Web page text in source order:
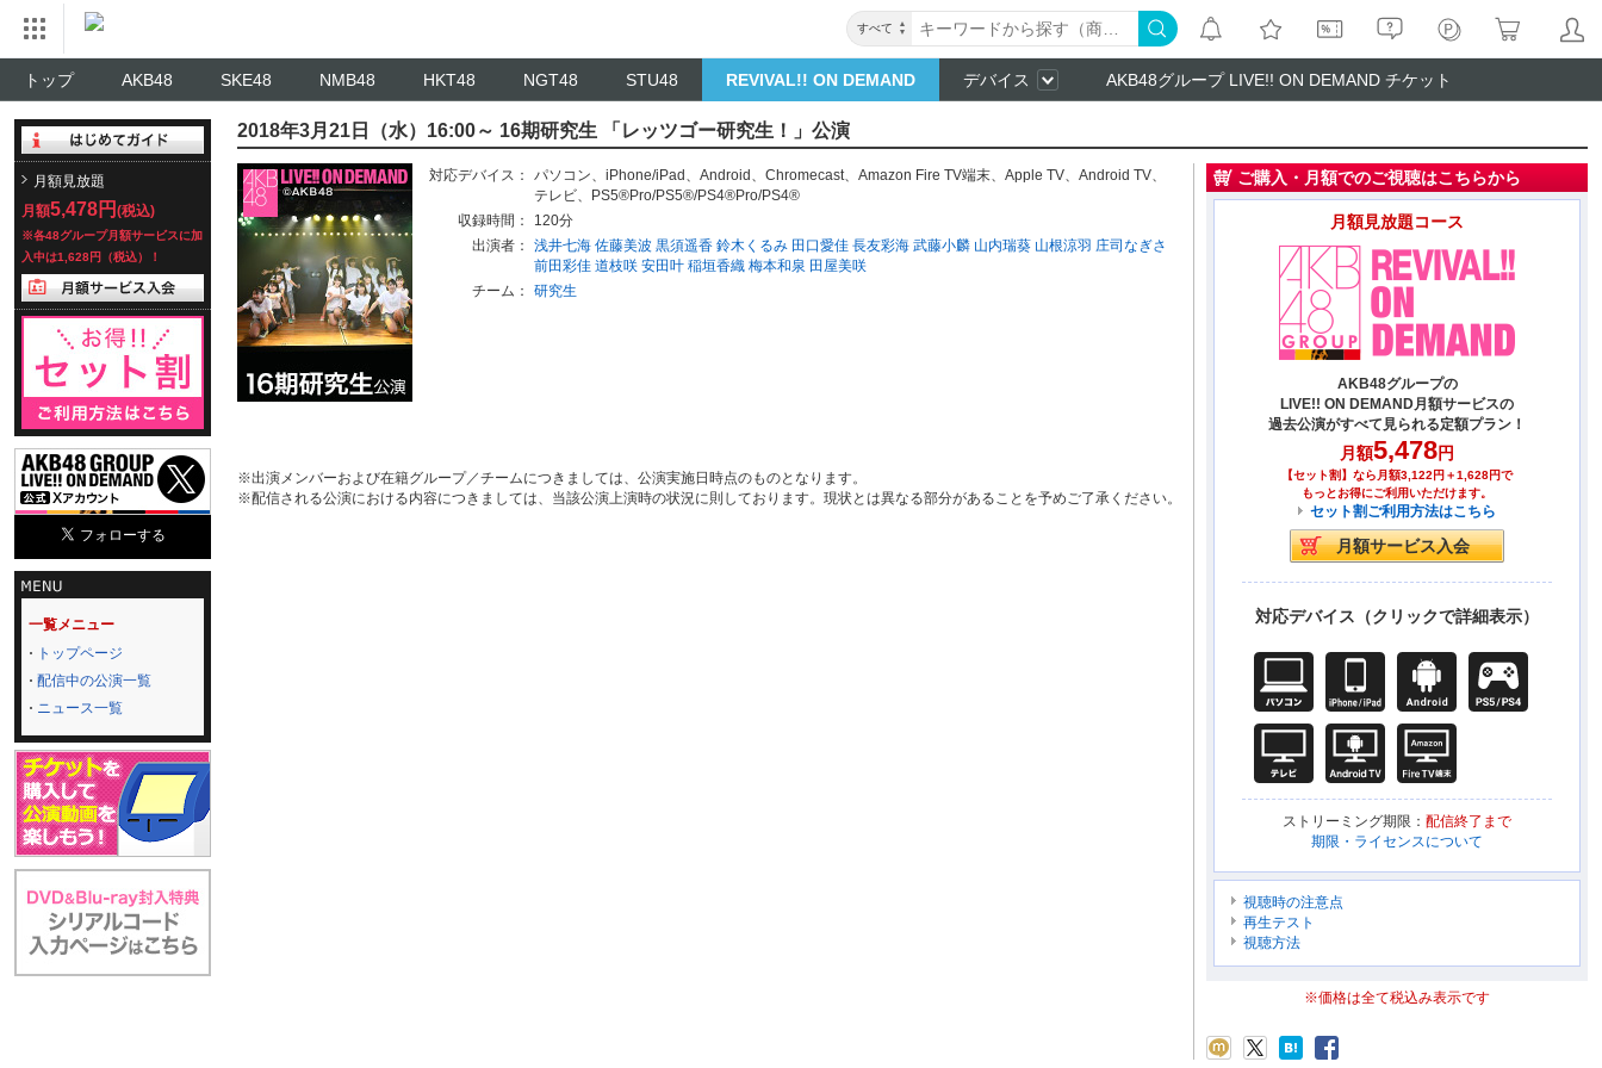
すべて
トップ AKB48 SKE48 NMB48 HKT48 NGT48 STU48 REVIVAL!! ON DEMAND デバイス AKB48グループ LIVE!! ON DEMAND チケット
月額見放題
月額5,478円 (税込)
※各48グループ月額サービスに加
入中は1,628円（税込）！
一覧メニュー
トップページ
配信中の公演一覧
ニュース一覧
2018年3月21日（水）16:00～ 16期研究生 「レッツゴー研究生！」公演
対応デバイス： パソコン、 iPhone/iPad 、 Android 、 Chromecast、 Amazon Fire TV端末、 Apple TV、 Android TV、
テレビ、
PS5®Pro/PS5®/PS4®Pro/PS4®
収録時間：
120分
出演者：
浅井七海 佐藤美波 黒須遥香 鈴木くるみ 田口愛佳 長友彩海 武藤小麟 山内瑞葵 山根涼羽 庄司なぎさ
前田彩佳 道枝咲 安田叶 稲垣香織 梅本和泉 田屋美咲
チーム：
研究生
※出演メンバーおよび在籍グループ／チームにつきましては、公演実施日時点のものとなります。
※配信される公演における内容につきましては、当該公演上演時の状況に則しております。現状とは異なる部分があることを予めご了承ください。
ご購入・月額でのご視聴はこちらから
月額見放題コース
AKB48グループの
LIVE!! ON DEMAND月額サービスの
過去公演がすべて見られる定額プラン！
月額5,478円
【セット割】なら月額3,122円＋1,628円で
もっとお得にご利用いただけます。
セット割ご利用方法はこちら
対応デバイス（クリックで詳細表示）
ストリーミング期限： 配信終了まで
期限・ライセンスについて
視聴時の注意点
再生テスト
視聴方法
※価格は全て税込み表示です